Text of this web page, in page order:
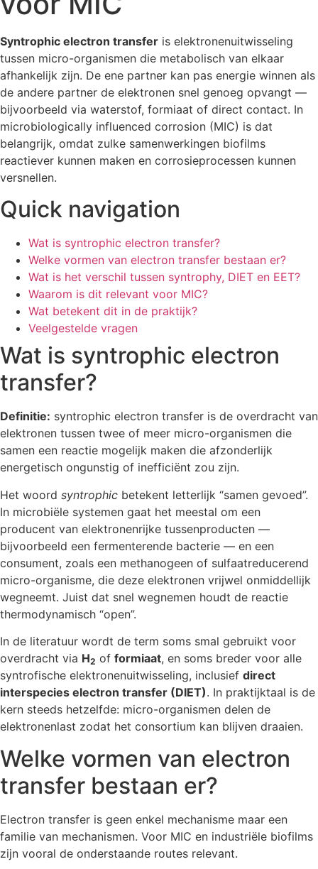
Syntrophic electron transfer is elektronenuitwisseling
tussen micro-organismen die metabolisch van elkaar
afhankelijk zijn. De ene partner kan pas energie winnen als
de andere partner de elektronen snel genoeg opvangt —
bijvoorbeeld via waterstof, formiaat of direct contact. In
microbiologically influenced corrosion (MIC) is dat
belangrijk, omdat zulke samenwerkingen biofilms
reactiever kunnen maken en corrosieprocessen kunnen
versnellen.
Quick navigation
Wat is syntrophic electron transfer?
Welke vormen van electron transfer bestaan er?
Wat is het verschil tussen syntrophy, DIET en EET?
Waarom is dit relevant voor MIC?
Wat betekent dit in de praktijk?
Veelgestelde vragen
Wat is syntrophic electron
transfer?
Definitie: syntrophic electron transfer is de overdracht van
elektronen tussen twee of meer micro-organismen die
samen een reactie mogelijk maken die afzonderlijk
energetisch ongunstig of inefficiënt zou zijn.
Het woord syntrophic betekent letterlijk “samen gevoed”.
In microbiële systemen gaat het meestal om een
producent van elektronenrijke tussenproducten —
bijvoorbeeld een fermenterende bacterie — en een
consument, zoals een methanogeen of sulfaatreducerend
micro-organisme, die deze elektronen vrijwel onmiddellijk
wegneemt. Juist dat snel wegnemen houdt de reactie
thermodynamisch “open”.
In de literatuur wordt de term soms smal gebruikt voor
overdracht via H2 of formiaat, en soms breder voor alle
syntrofische elektronenuitwisseling, inclusief direct
interspecies electron transfer (DIET). In praktijktaal is de
kern steeds hetzelfde: micro-organismen delen de
elektronenlast zodat het consortium kan blijven draaien.
Welke vormen van electron
transfer bestaan er?
Electron transfer is geen enkel mechanisme maar een
familie van mechanismen. Voor MIC en industriële biofilms
zijn vooral de onderstaande routes relevant.